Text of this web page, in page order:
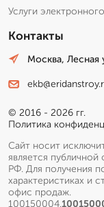
Услуги
Контакты
Москва, Лесная
© 2016 - 2026 гг.
Политика
Сайт носит
является
РФ. Для получения
характеристиках и
офис продаж.
100150004.